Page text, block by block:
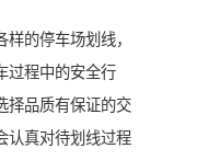
的停车场划线，
过程中的安全行
择品质有保证的交
认真对待划线过程